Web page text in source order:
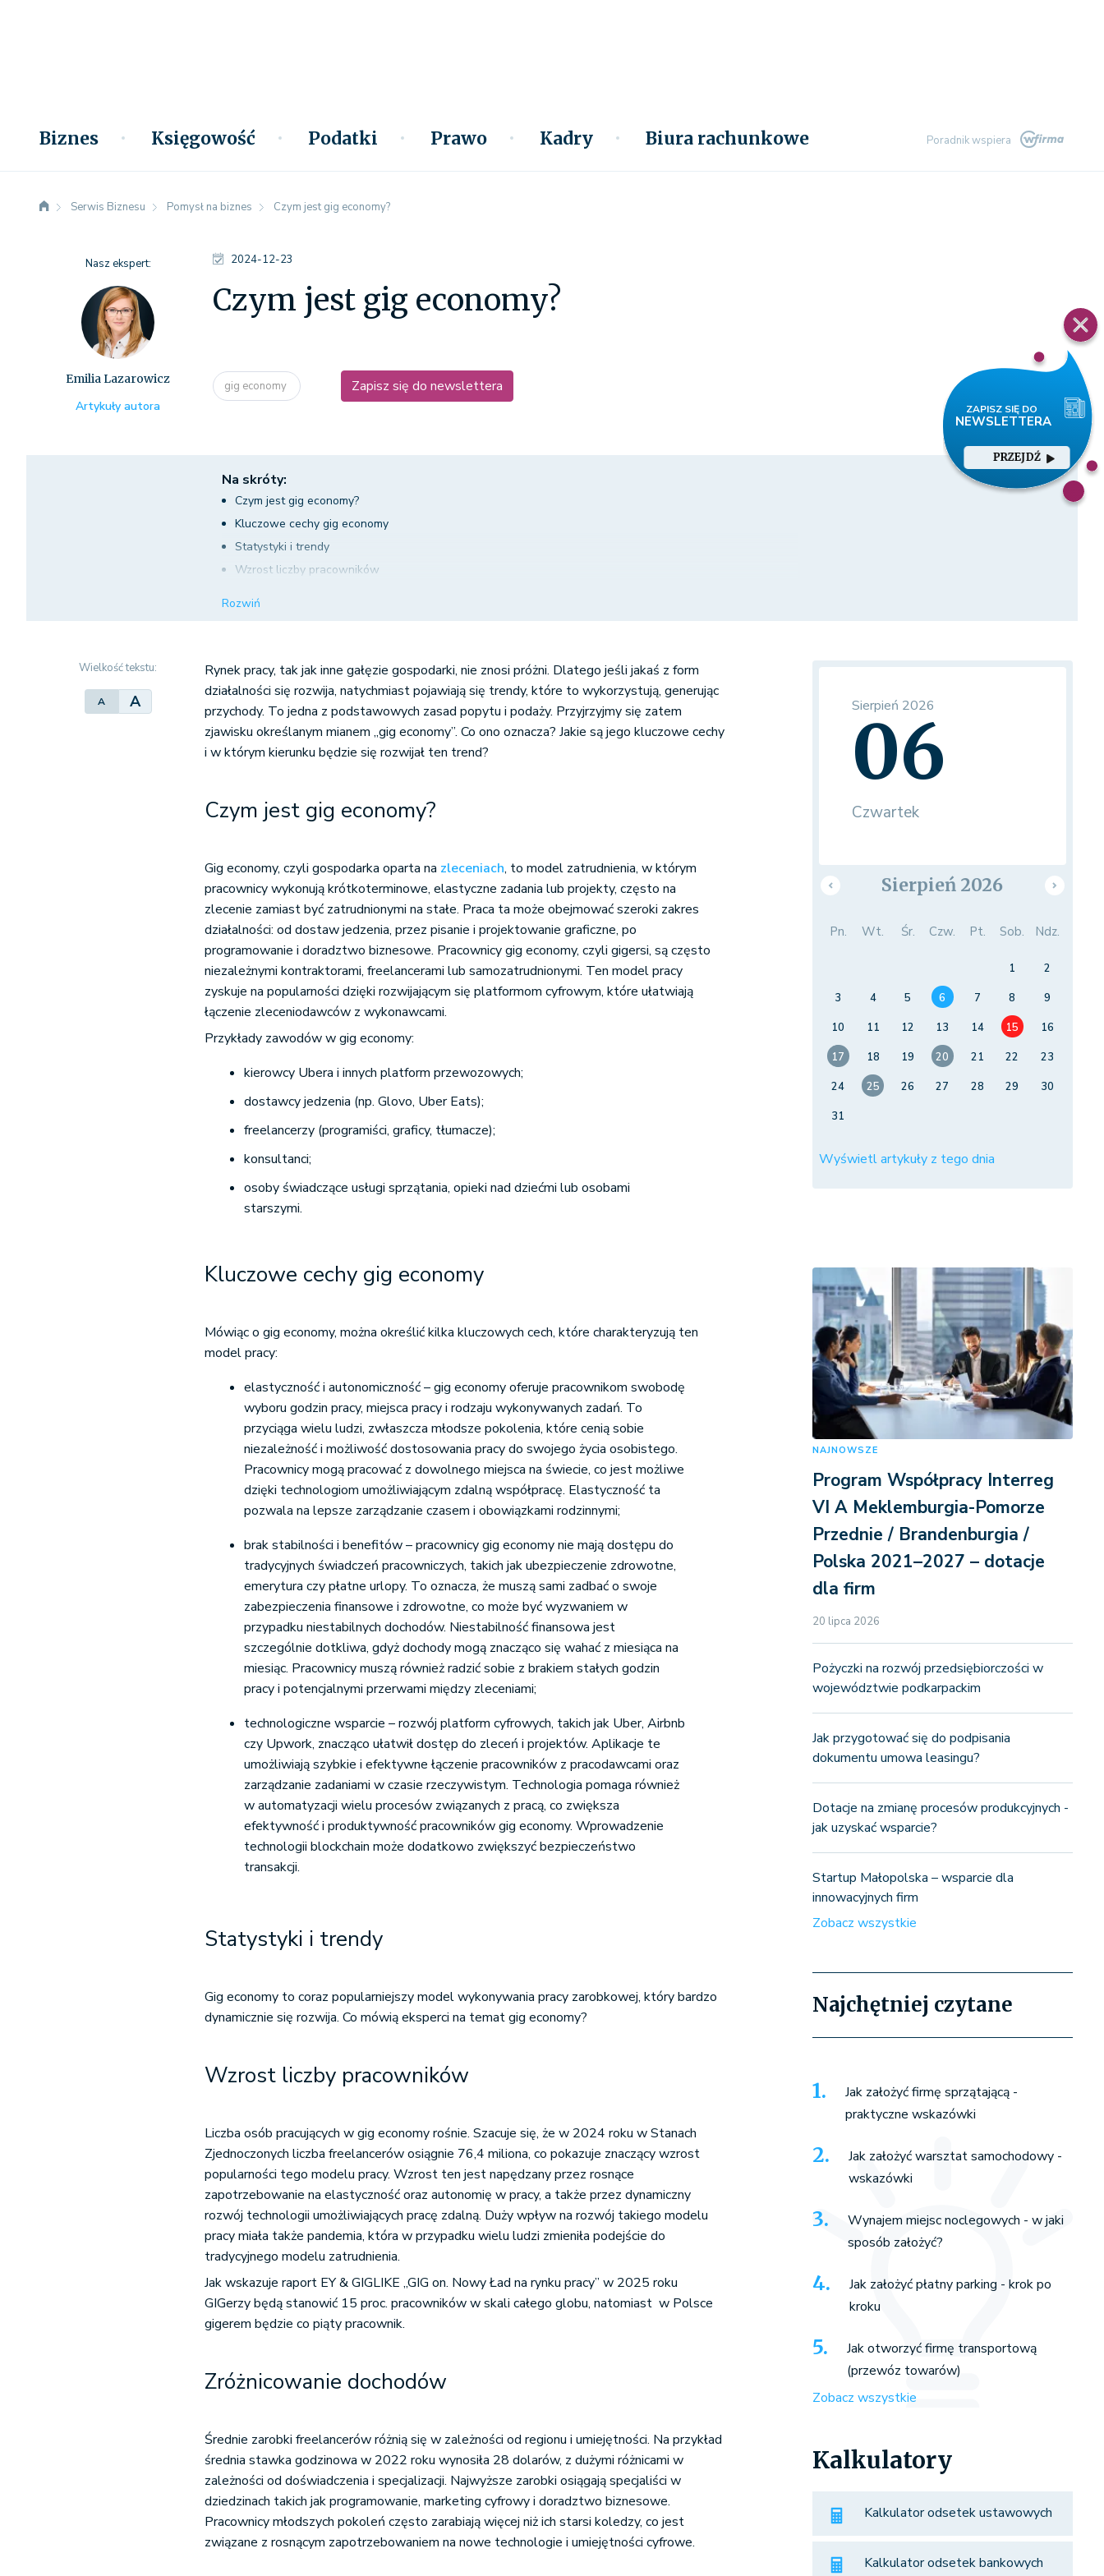
Biznes Księgowość Podatki Prawo Kadry Biura rachunkowe Poradnik wspiera
PRZEJDŹ
Serwis Biznesu Pomysł na biznes Czym jest gig economy?
2024-12-23
Czym jest gig economy?
gig economy Zapisz się do newslettera
Nasz ekspert:
Emilia Lazarowicz
Artykuły autora
Na skróty:
Czym jest gig economy?
Kluczowe cechy gig economy
Statystyki i trendy
Wzrost liczby pracowników
Gig economy a dostosowanie polskich regulacji prawnych
Wpływ na tradycyjny rynek pracy
Podsumowanie
Rozwiń
Wielkość tekstu:
A A
Rynek pracy, tak jak inne gałęzie gospodarki, nie znosi próżni. Dlatego jeśli jakaś z form
działalności się rozwija, natychmiast pojawiają się trendy, które to wykorzystują, generując
przychody. To jedna z podstawowych zasad popytu i podaży. Przyjrzyjmy się zatem
zjawisku określanym mianem „gig economy”. Co ono oznacza? Jakie są jego kluczowe cechy
i w którym kierunku będzie się rozwijał ten trend?
Czym jest gig economy?
Gig economy, czyli gospodarka oparta na zleceniach, to model zatrudnienia, w którym
pracownicy wykonują krótkoterminowe, elastyczne zadania lub projekty, często na
zlecenie zamiast być zatrudnionymi na stałe. Praca ta może obejmować szeroki zakres
działalności: od dostaw jedzenia, przez pisanie i projektowanie graficzne, po
programowanie i doradztwo biznesowe. Pracownicy gig economy, czyli gigersi, są często
niezależnymi kontraktorami, freelancerami lub samozatrudnionymi. Ten model pracy
zyskuje na popularności dzięki rozwijającym się platformom cyfrowym, które ułatwiają
łączenie zleceniodawców z wykonawcami​.​
Przykłady zawodów w gig economy:
kierowcy Ubera i innych platform przewozowych;
dostawcy jedzenia (np. Glovo, Uber Eats);
freelancerzy (programiści, graficy, tłumacze);
konsultanci;
osoby świadczące usługi sprzątania, opieki nad dziećmi lub osobami
starszymi.
Kluczowe cechy gig economy
Mówiąc o gig economy, można określić kilka kluczowych cech, które charakteryzują ten
model pracy:
elastyczność i autonomiczność – gig economy oferuje pracownikom swobodę
wyboru godzin pracy, miejsca pracy i rodzaju wykonywanych zadań. To
przyciąga wielu ludzi, zwłaszcza młodsze pokolenia, które cenią sobie
niezależność i możliwość dostosowania pracy do swojego życia osobistego.
Pracownicy mogą pracować z dowolnego miejsca na świecie, co jest możliwe
dzięki technologiom umożliwiającym zdalną współpracę. Elastyczność ta
pozwala na lepsze zarządzanie czasem i obowiązkami rodzinnymi;
brak stabilności i benefitów – pracownicy gig economy nie mają dostępu do
tradycyjnych świadczeń pracowniczych, takich jak ubezpieczenie zdrowotne,
emerytura czy płatne urlopy. To oznacza, że muszą sami zadbać o swoje
zabezpieczenia finansowe i zdrowotne, co może być wyzwaniem w
przypadku niestabilnych dochodów. Niestabilność finansowa jest
szczególnie dotkliwa, gdyż dochody mogą znacząco się wahać z miesiąca na
miesiąc. Pracownicy muszą również radzić sobie z brakiem stałych godzin
pracy i potencjalnymi przerwami między zleceniami​;
technologiczne wsparcie – rozwój platform cyfrowych, takich jak Uber, Airbnb
czy Upwork, znacząco ułatwił dostęp do zleceń i projektów. Aplikacje te
umożliwiają szybkie i efektywne łączenie pracowników z pracodawcami oraz
zarządzanie zadaniami w czasie rzeczywistym. Technologia pomaga również
w automatyzacji wielu procesów związanych z pracą, co zwiększa
efektywność i produktywność pracowników gig economy. Wprowadzenie
technologii blockchain może dodatkowo zwiększyć bezpieczeństwo
transakcji​.
Statystyki i trendy
Gig economy to coraz popularniejszy model wykonywania pracy zarobkowej, który bardzo
dynamicznie się rozwija. Co mówią eksperci na temat gig economy?
Wzrost liczby pracowników
Liczba osób pracujących w gig economy rośnie. Szacuje się, że w 2024 roku w Stanach
Zjednoczonych liczba freelancerów osiągnie 76,4 miliona, co pokazuje znaczący wzrost
popularności tego modelu pracy. Wzrost ten jest napędzany przez rosnące
zapotrzebowanie na elastyczność oraz autonomię w pracy, a także przez dynamiczny
rozwój technologii umożliwiających pracę zdalną​. Duży wpływ na rozwój takiego modelu
pracy miała także pandemia, która w przypadku wielu ludzi zmieniła podejście do
tradycyjnego modelu zatrudnienia.
Jak wskazuje raport EY & GIGLIKE „GIG on. Nowy Ład na rynku pracy” w 2025 roku
GIGerzy będą stanowić 15 proc. pracowników w skali całego globu, natomiast w Polsce
gigerem będzie co piąty pracownik.
Zróżnicowanie dochodów
Średnie zarobki freelancerów różnią się w zależności od regionu i umiejętności. Na przykład
średnia stawka godzinowa w 2022 roku wynosiła 28 dolarów, z dużymi różnicami w
zależności od doświadczenia i specjalizacji. Najwyższe zarobki osiągają specjaliści w
dziedzinach takich jak programowanie, marketing cyfrowy i doradztwo biznesowe.
Pracownicy młodszych pokoleń często zarabiają więcej niż ich starsi koledzy, co jest
związane z rosnącym zapotrzebowaniem na nowe technologie i umiejętności cyfrowe​​.
Sierpień 2026
06
Czwartek
Sierpień 2026
Pn. Wt. Śr. Czw. Pt. Sob. Ndz.
1
2
3
4 5 6 7 8
9
10
11 12 13 14 15
16
17
18 19 20 21 22
23
24
25 26 27 28 29
30
31
Wyświetl artykuły z tego dnia
NAJNOWSZE
Program Współpracy Interreg
VI A Meklemburgia-Pomorze
Przednie / Brandenburgia /
Polska 2021–2027 – dotacje
dla firm
20 lipca 2026
Pożyczki na rozwój przedsiębiorczości w
województwie podkarpackim
Jak przygotować się do podpisania
dokumentu umowa leasingu?
Dotacje na zmianę procesów produkcyjnych -
jak uzyskać wsparcie?
Startup Małopolska – wsparcie dla
innowacyjnych firm
Zobacz wszystkie
Najchętniej czytane
Jak założyć firmę sprzątającą -
praktyczne wskazówki
Jak założyć warsztat samochodowy -
wskazówki
Wynajem miejsc noclegowych - w jaki
sposób założyć?
Jak założyć płatny parking - krok po
kroku
Jak otworzyć firmę transportową
(przewóz towarów)
Zobacz wszystkie
Kalkulatory
Kalkulator odsetek ustawowych
Kalkulator odsetek bankowych